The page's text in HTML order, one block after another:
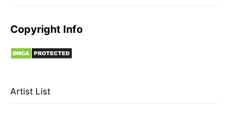
Copyright Info
Artist List